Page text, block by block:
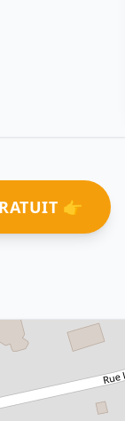
👉